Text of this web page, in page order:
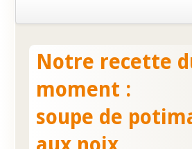
Evénements
Ateliers dans les
Présentation
Inscriptions et
Notre recette
moment :
soupe de